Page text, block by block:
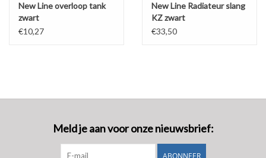
New Line overloop tank
zwart
€10,27
New Line Radiateur slang
KZ zwart
€33,50
Meld je aan voor onze nieuwsbrief: